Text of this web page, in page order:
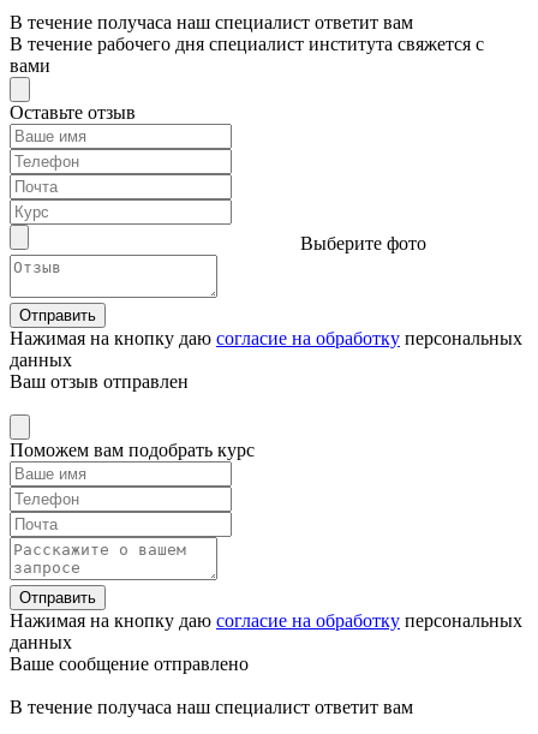
В течение получаса наш специалист ответит вам
В течение рабочего дня специалист института свяжется с
вами
Оставьте отзыв
Выберите фото
Отправить
Нажимая на кнопку даю согласие на обработку персональных
данных
Ваш отзыв отправлен
Поможем вам подобрать курс
Отправить
Нажимая на кнопку даю согласие на обработку персональных
данных
Ваше сообщение отправлено
В течение получаса наш специалист ответит вам